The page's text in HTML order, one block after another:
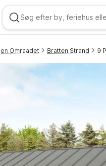
Omraadet Bratten Strand 9